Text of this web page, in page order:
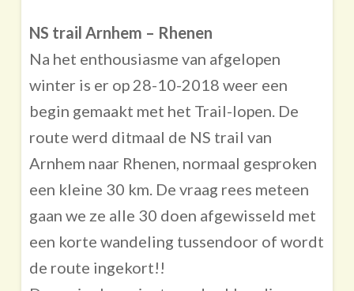
NS trail Arnhem – Rhenen
Na het enthousiasme van afgelopen
winter is er op 28-10-2018 weer een
begin gemaakt met het Trail-lopen. De
route werd ditmaal de NS trail van
Arnhem naar Rhenen, normaal gesproken
een kleine 30 km. De vraag rees meteen
gaan we ze alle 30 doen afgewisseld met
een korte wandeling tussendoor of wordt
de route ingekort!!